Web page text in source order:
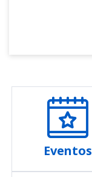
Eventos